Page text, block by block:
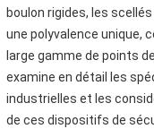
boulon rigides, les
une polyvalence unique,
large gamme de points
examine en détail les
industrielles et les
de ces dispositifs de